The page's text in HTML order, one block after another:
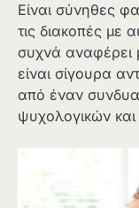
Είναι σύνηθες
τις διακοπές με
συχνά αναφέρει
είναι σίγουρα
από έναν
ψυχολογικών